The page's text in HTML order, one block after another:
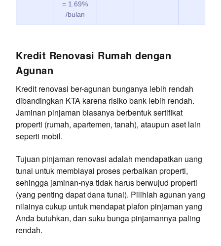
= 1.69%
/bulan
Kredit Renovasi Rumah dengan
Agunan
Kredit renovasi ber-agunan bunganya lebih rendah
dibandingkan KTA karena risiko bank lebih rendah.
Jaminan pinjaman biasanya berbentuk sertifikat
properti (rumah, apartemen, tanah), ataupun aset lain
seperti mobil.
Tujuan pinjaman renovasi adalah mendapatkan uang
tunai untuk membiayai proses perbaikan properti,
sehingga jaminan-nya tidak harus berwujud properti
(yang penting dapat dana tunai). Pilihlah agunan yang
nilainya cukup untuk mendapat plafon pinjaman yang
Anda butuhkan, dan suku bunga pinjamannya paling
rendah.